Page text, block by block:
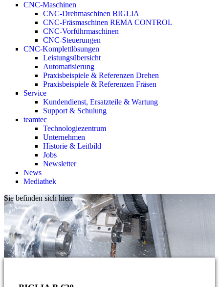
CNC-Maschinen
CNC-Drehmaschinen BIGLIA
CNC-Fräsmaschinen REMA CONTROL
CNC-Vorführmaschinen
CNC-Steuerungen
CNC-Komplettlösungen
Leistungsübersicht
Automatisierung
Praxisbeispiele & Referenzen Drehen
Praxisbeispiele & Referenzen Fräsen
Service
Kundendienst, Ersatzteile & Wartung
Support & Schulung
teamtec
Technologiezentrum
Unternehmen
Historie & Leitbild
Jobs
Newsletter
News
Mediathek
Sie befinden sich hier: